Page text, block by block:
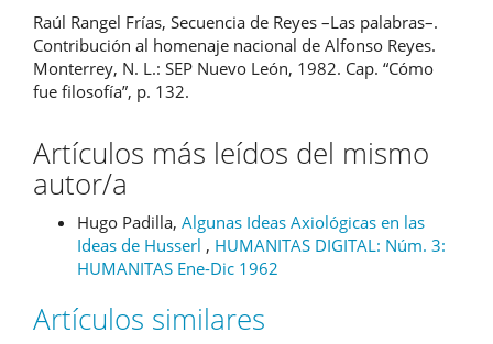
Raúl Rangel Frías, Secuencia de Reyes –Las palabras–.
Contribución al homenaje nacional de Alfonso Reyes.
Monterrey, N. L.: SEP Nuevo León, 1982. Cap. “Cómo
fue filosofía”, p. 132.
Artículos más leídos del mismo
autor/a
Hugo Padilla, Algunas Ideas Axiológicas en las
Ideas de Husserl , HUMANITAS DIGITAL: Núm. 3:
HUMANITAS Ene-Dic 1962
Artículos similares